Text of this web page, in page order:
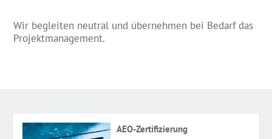
Wir begleiten neutral und übernehmen bei Bedarf das
Projektmanagement.
AEO-Zertifizierung